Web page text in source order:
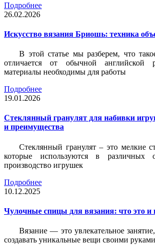
Подробнее
26.02.2026
Искусство вязания Бриошь: техника
В этой статье мы разберем, что
отличается от обычной английской
материалы необходимы для работы
Подробнее
19.01.2026
Стеклянный гранулят для набивки
и преимущества
Стеклянный гранулят – это мелкие
которые используются в различных
производство игрушек
Подробнее
10.12.2025
Чулочные спицы для вязания: что это и
Вязание — это увлекательное
создавать уникальные вещи своими руками